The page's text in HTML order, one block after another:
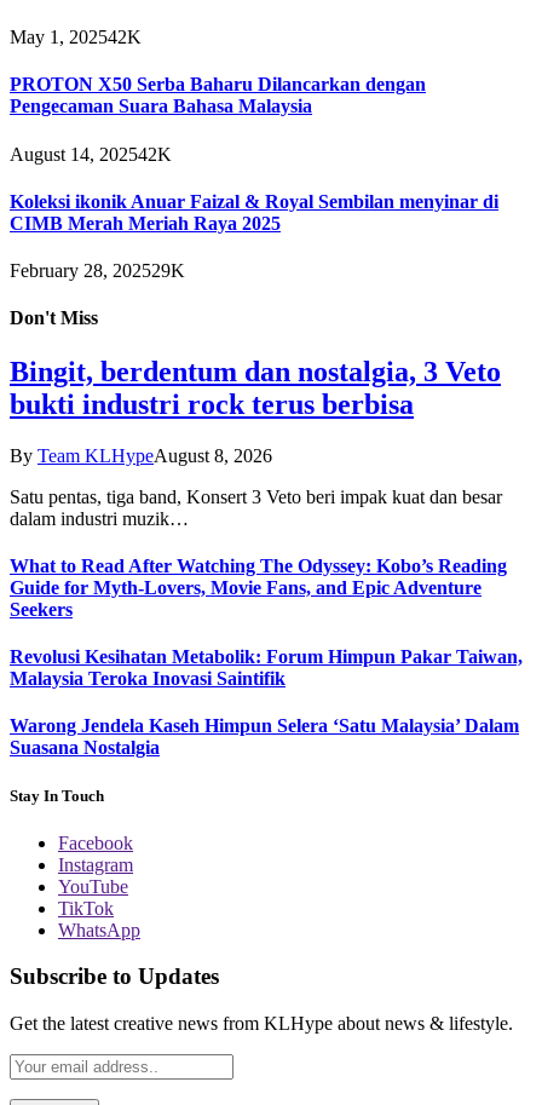
May 1, 202542K
PROTON X50 Serba Baharu Dilancarkan dengan
Pengecaman Suara Bahasa Malaysia
August 14, 202542K
Koleksi ikonik Anuar Faizal & Royal Sembilan menyinar di
CIMB Merah Meriah Raya 2025
February 28, 202529K
Don't Miss
Bingit, berdentum dan nostalgia, 3 Veto
bukti industri rock terus berbisa
By Team KLHypeAugust 8, 2026
Satu pentas, tiga band, Konsert 3 Veto beri impak kuat dan besar
dalam industri muzik…
What to Read After Watching The Odyssey: Kobo’s Reading
Guide for Myth-Lovers, Movie Fans, and Epic Adventure
Seekers
Revolusi Kesihatan Metabolik: Forum Himpun Pakar Taiwan,
Malaysia Teroka Inovasi Saintifik
Warong Jendela Kaseh Himpun Selera ‘Satu Malaysia’ Dalam
Suasana Nostalgia
Stay In Touch
Facebook
Instagram
YouTube
TikTok
WhatsApp
Subscribe to Updates
Get the latest creative news from KLHype about news & lifestyle.